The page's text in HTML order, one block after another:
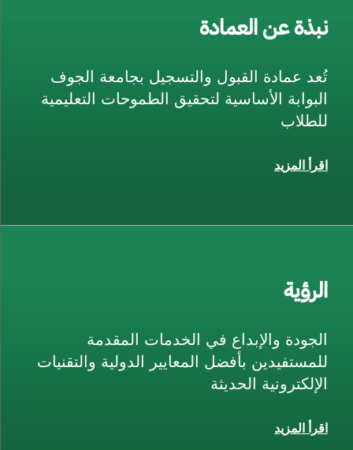
نبذة عن العمادة
تُعد عمادة القبول والتسجيل بجامعة الجوف
البوابة الأساسية لتحقيق الطموحات التعليمية
للطلاب
اقرأ المزيد
الرؤية
الجودة والإبداع في الخدمات المقدمة
للمستفيدين بأفضل المعايير الدولية والتقنيات
الإلكترونية الحديثة
اقرأ المزيد